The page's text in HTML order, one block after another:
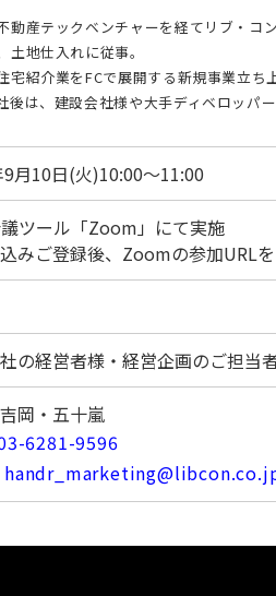
産テックベンチャーを経てリブ・コ
地仕入れに従事。
紹介業をFCで展開する新規事業立ち
は、建設会社様や大手ディベロッパ
月10日(火)10:00～11:00
ツール「Zoom」にて実施
みご登録後、Zoomの参加URL
の経営者様・経営企画のご担当
岡・五十嵐
6281-9596